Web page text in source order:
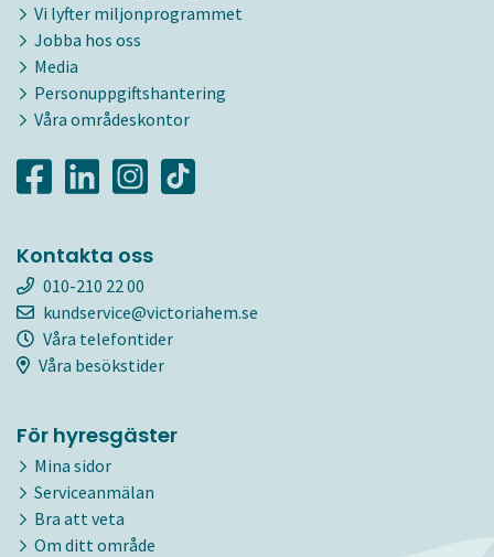
Vi lyfter miljonprogrammet
Jobba hos oss
Media
Personuppgiftshantering
Våra områdeskontor
Kontakta oss
010-210 22 00
kundservice@victoriahem.se
Våra telefontider
Våra besökstider
För hyresgäster
Mina sidor
Serviceanmälan
Bra att veta
Om ditt område